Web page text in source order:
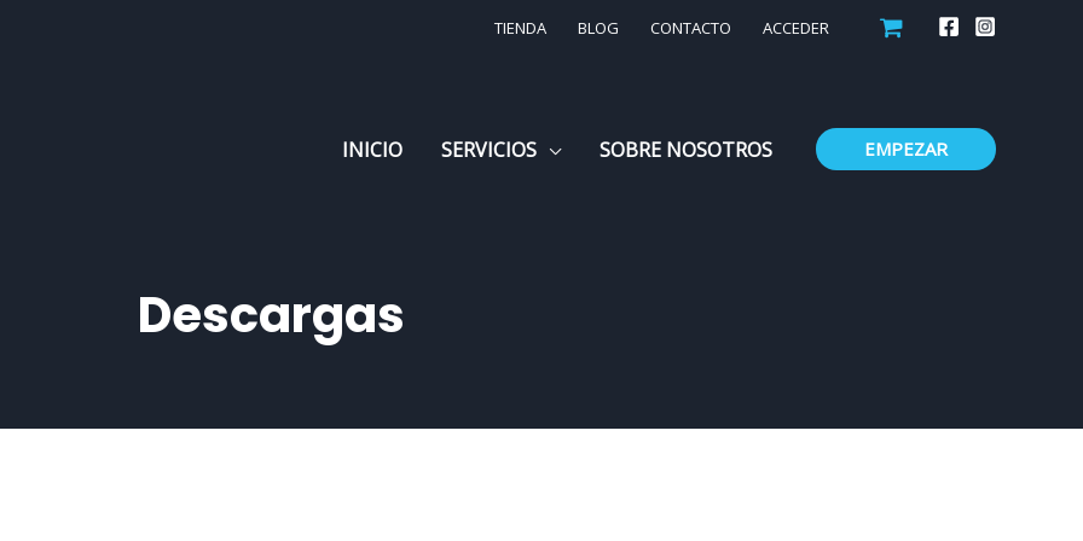
TIENDA BLOG CONTACTO ACCEDER
INICIO SERVICIOS SOBRE NOSOTROS EMPEZAR
Descargas